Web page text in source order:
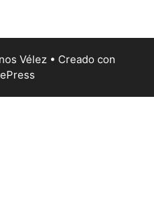
Vélez• Creado con